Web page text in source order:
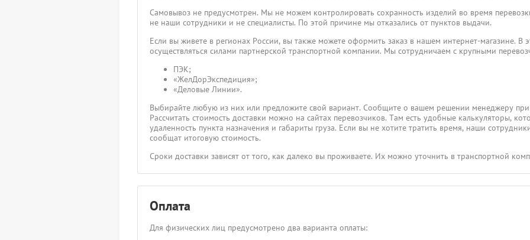
Самовывоз не предусмотрен. Мы не можем контролировать сохранность изделий во время
не наши сотрудники и не специалисты. По этой причине мы отказались от пунктов выдачи.
Если вы живете в регионах России, вы также можете оформить заказ в нашем интернет-магазине. В
осуществляться силами партнерской транспортной компании. Мы сотрудничаем с крупными
ПЭК;
«ЖелДорЭкспедиция»;
«Деловые Линии».
Выбирайте любую из них или предложите свой вариант. Сообщите о вашем решении менеджеру
Рассчитать стоимость доставки можно на сайтах перевозчиков. Там есть удобные калькуляторы,
удаленность пункта назначения и габариты груза. Если вы не хотите тратить время, наши
сообщат итоговую стоимость.
Сроки доставки зависят от того, как далеко вы проживаете. Их можно уточнить в транспортной
Оплата
Для физических лиц предусмотрено два варианта оплаты: